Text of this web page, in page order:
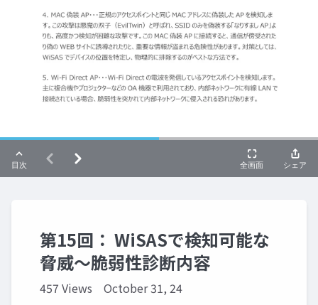
第15回： WiSASで検知可能な
脅威～脆弱性診断内容
457 Views October 31, 24